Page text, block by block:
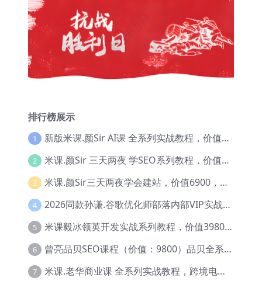
排行榜展示
1 新版米课.颜Sir AI课 全系列实战教程，价值9800，跨境首选！【Ag-0052】
2 米课.颜Sir 三天两夜 学SEO系列教程，价值9600元，跨境人都在学 【Ag-0056】
3 米课.颜Sir三天两夜学会建站，价值6900，MI课甄选课程 【Ag-0055】
4 2026同款孙谦.谷歌优化师部落内部VIP实战教程|价值4999元全网独家解码（官方报名版本）【@034】
5 米课毅冰领英开发实战系列教程，价值3980，跨境必选【Ag-0049】
6 曾亮品贝SEO课程（价值：9800）品贝全系列教程 【Ab-0022】
7 米课.老华商业课 全系列实战教程，跨境电商必学，价值16900元【Ag-0053】